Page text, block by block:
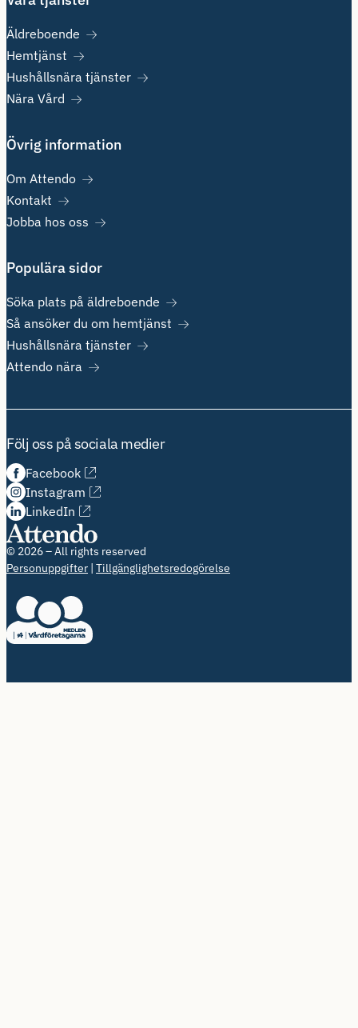
Äldreboende
Hemtjänst
Hushållsnära tjänster
Nära Vård
Övrig information
Om Attendo
Kontakt
Jobba hos oss
Populära sidor
Söka plats på äldreboende
Så ansöker du om hemtjänst
Hushållsnära tjänster
Attendo nära
Följ oss på sociala medier
Facebook
Instagram
LinkedIn
© 2026 – All rights reserved
Personuppgifter Tillgänglighetsredogörelse